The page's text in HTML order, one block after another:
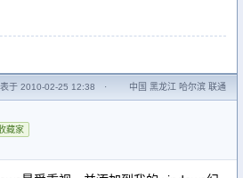
于 2010-02-25 12:38 · 中国 黑龙江 哈尔滨 联通
藏家